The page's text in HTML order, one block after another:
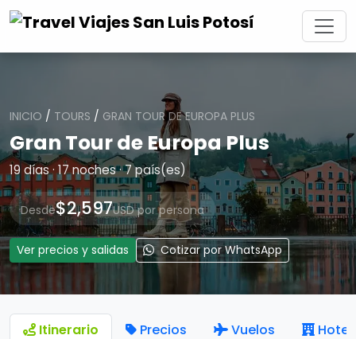
INICIO / TOURS / GRAN TOUR DE EUROPA PLUS
Gran Tour de Europa Plus
19 días · 17 noches · 7 país(es)
Desde$2,597USD por persona
Ver precios y salidas Cotizar por WhatsApp
Itinerario Precios Vuelos